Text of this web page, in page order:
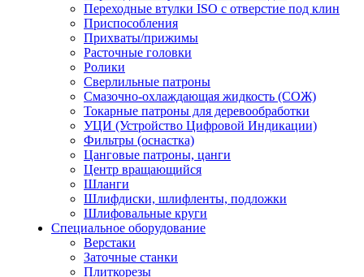
Переходные втулки ISO с отверстие под клин
Приспособления
Прихваты/прижимы
Расточные головки
Ролики
Сверлильные патроны
Смазочно-охлаждающая жидкость (СОЖ)
Токарные патроны для деревообработки
УЦИ (Устройство Цифровой Индикации)
Фильтры (оснастка)
Цанговые патроны, цанги
Центр вращающийся
Шланги
Шлифдиски, шлифленты, подложки
Шлифовальные круги
Специальное оборудование
Верстаки
Заточные станки
Плиткорезы